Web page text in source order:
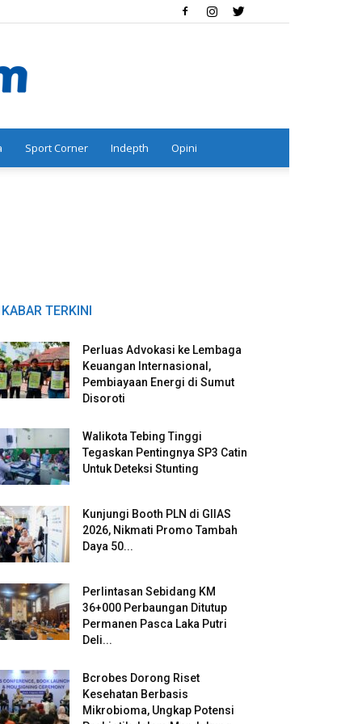
Sport Corner Indepth Opini
KABAR TERKINI
Perluas Advokasi ke Lembaga
Keuangan Internasional,
Pembiayaan Energi di Sumut
Disoroti
Walikota Tebing Tinggi
Tegaskan Pentingnya SP3 Catin
Untuk Deteksi Stunting
Kunjungi Booth PLN di GIIAS
2026, Nikmati Promo Tambah
Daya 50...
Perlintasan Sebidang KM
36+000 Perbaungan Ditutup
Permanen Pasca Laka Putri
Deli...
Bcrobes Dorong Riset
Kesehatan Berbasis
Mikrobioma, Ungkap Potensi